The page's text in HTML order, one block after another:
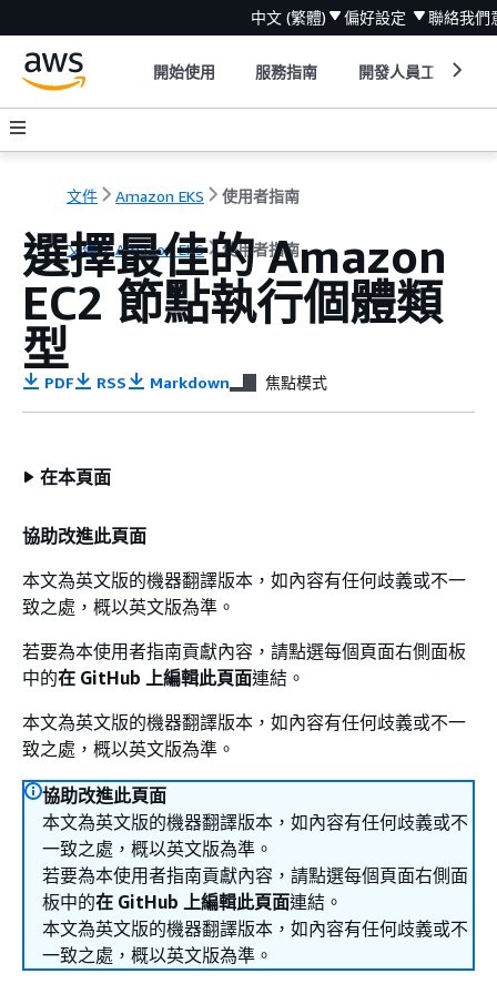
中文 (繁體) 偏好設定 聯絡我們
開始使用 服務指南 開發人員工具
文件 Amazon EKS 使用者指南
文件 Amazon EKS 使用者指南
選擇最佳的 Amazon
EC2 節點執行個體類
型
PDF RSS Markdown 焦點模式
在本頁面
協助改進此頁面
本文為英文版的機器翻譯版本，如內容有任何歧義或不一
致之處，概以英文版為準。
若要為本使用者指南貢獻內容，請點選每個頁面右側面板
中的在 GitHub 上編輯此頁面連結。
本文為英文版的機器翻譯版本，如內容有任何歧義或不一
致之處，概以英文版為準。
協助改進此頁面
本文為英文版的機器翻譯版本，如內容有任何歧義或不
一致之處，概以英文版為準。
若要為本使用者指南貢獻內容，請點選每個頁面右側面
板中的在 GitHub 上編輯此頁面連結。
本文為英文版的機器翻譯版本，如內容有任何歧義或不
一致之處，概以英文版為準。